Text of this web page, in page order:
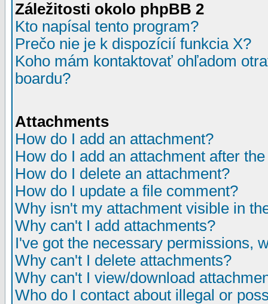
Záležitosti okolo phpBB 2
Kto napísal tento program?
Prečo nie je k dispozícií funkcia X?
Koho mám kontaktovať ohľadom
boardu?
Attachments
How do I add an attachment?
How do I add an attachment after
How do I delete an attachment?
How do I update a file comment?
Why isn't my attachment visible in
Why can't I add attachments?
I've got the necessary permissions,
Why can't I delete attachments?
Why can't I view/download
Who do I contact about illegal or